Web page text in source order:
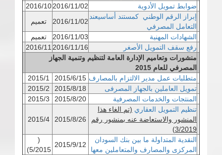
ضوابط تمويل الأدوية
2016/11/02
2016/10
إبراز الرقم الوطني كمستند أساسيعند
التعامل المصرفي
2016/11/02
تعميم
الشهادات المهنية
2016/11/03
تعميم
رفع سقف التمويل الأصغر
2016/11/16
2016/11
منشورات وتعاميم الإدارة العامة لتنظيم وتنمية الجهاز
المصرفي للعام 2015
متطلبات عمل مدير الالتزام بالمصارف 2015/6/15
2015/1
تمويل العاملين بالجهاز المصرفى
2015/8/18
2015/2
المنتجات والخدمات المصرفية
2015/8/20
2015/3
تنظيم التمويل العقاري (تم الغاء هذا
المنشور والاستعاضة عنه بمنشور رقم
3/2019
)
2015/8/26
2015/4
النقدية المتداولة ما بين بنك السودان
المركزى والمصارف والمتعاملين معها
2015/9/12
(
5/2015)